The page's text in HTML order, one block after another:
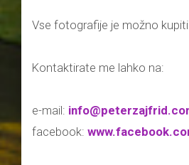
Vse fotografije je možno
Kontaktirate me lahko na:
e-mail:
facebook: